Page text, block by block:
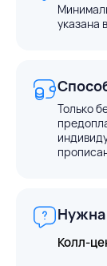
указана
Только
Колл-